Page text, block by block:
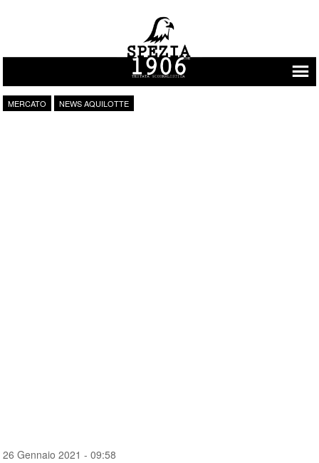
Vai al contenuto
MERCATO NEWS AQUILOTTE
26 Gennaio 2021 - 09:58